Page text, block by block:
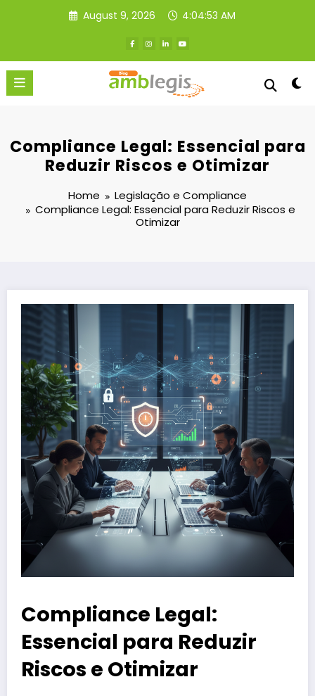
August 9, 2026 4:04:54 AM
Compliance Legal: Essencial para
Reduzir Riscos e Otimizar
Home
Legislação e Compliance
Compliance Legal: Essencial para Reduzir Riscos e
Otimizar
Compliance Legal:
Essencial para Reduzir
Riscos e Otimizar